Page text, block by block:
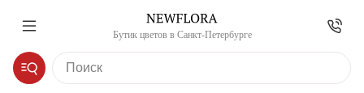
Бутик цветов в Санкт-Петербурге